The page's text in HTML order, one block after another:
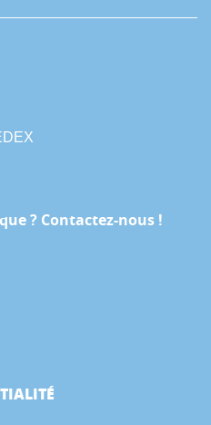
? Contactez-nous !